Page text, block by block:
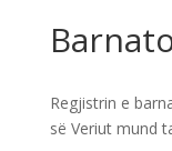
Regjistrin e
së Veriut mund